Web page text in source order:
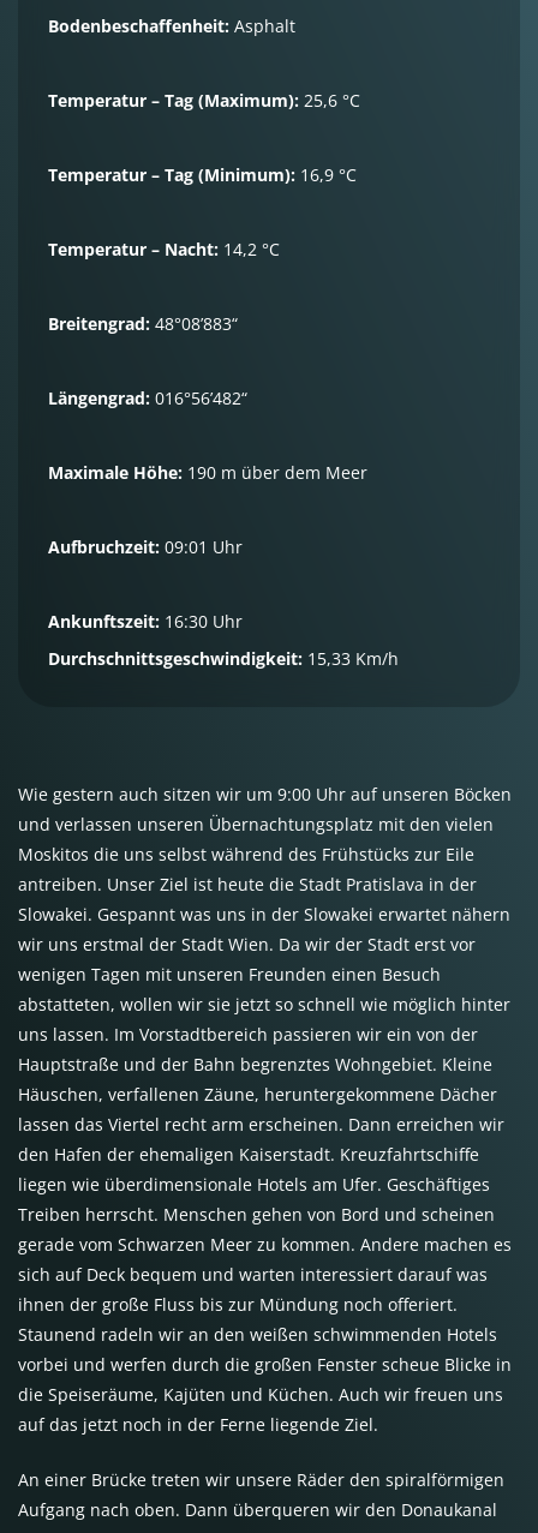
Bodenbeschaffenheit: Asphalt
Temperatur – Tag (Maximum): 25,6 °C
Temperatur – Tag (Minimum): 16,9 °C
Temperatur – Nacht: 14,2 °C
Breitengrad: 48°08’883“
Längengrad: 016°56’482“
Maximale Höhe: 190 m über dem Meer
Aufbruchzeit: 09:01 Uhr
Ankunftszeit: 16:30 Uhr
Durchschnittsgeschwindigkeit: 15,33 Km/h
Wie gestern auch sitzen wir um 9:00 Uhr auf unseren Böcken
und verlassen unseren Übernachtungsplatz mit den vielen
Moskitos die uns selbst während des Frühstücks zur Eile
antreiben. Unser Ziel ist heute die Stadt Pratislava in der
Slowakei. Gespannt was uns in der Slowakei erwartet nähern
wir uns erstmal der Stadt Wien. Da wir der Stadt erst vor
wenigen Tagen mit unseren Freunden einen Besuch
abstatteten, wollen wir sie jetzt so schnell wie möglich hinter
uns lassen. Im Vorstadtbereich passieren wir ein von der
Hauptstraße und der Bahn begrenztes Wohngebiet. Kleine
Häuschen, verfallenen Zäune, heruntergekommene Dächer
lassen das Viertel recht arm erscheinen. Dann erreichen wir
den Hafen der ehemaligen Kaiserstadt. Kreuzfahrtschiffe
liegen wie überdimensionale Hotels am Ufer. Geschäftiges
Treiben herrscht. Menschen gehen von Bord und scheinen
gerade vom Schwarzen Meer zu kommen. Andere machen es
sich auf Deck bequem und warten interessiert darauf was
ihnen der große Fluss bis zur Mündung noch offeriert.
Staunend radeln wir an den weißen schwimmenden Hotels
vorbei und werfen durch die großen Fenster scheue Blicke in
die Speiseräume, Kajüten und Küchen. Auch wir freuen uns
auf das jetzt noch in der Ferne liegende Ziel.
An einer Brücke treten wir unsere Räder den spiralförmigen
Aufgang nach oben. Dann überqueren wir den Donaukanal